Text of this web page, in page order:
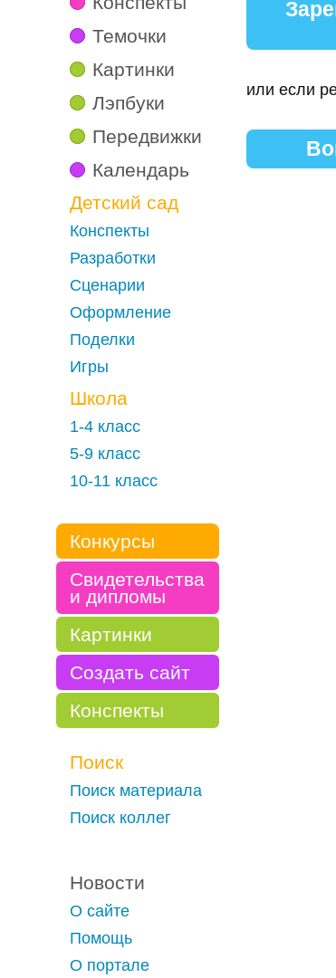
Темочки
Картинки
Лэпбуки
Передвижки
Календарь
Детский сад
Конспекты
Разработки
Сценарии
Оформление
Поделки
Игры
Школа
1-4 класс
5-9 класс
10-11 класс
Конкурсы
Свидетельства
и дипломы
Картинки
Создать сайт
Конспекты
Поиск
Поиск материала
Поиск коллег
Новости
О сайте
Помощь
О портале
или если